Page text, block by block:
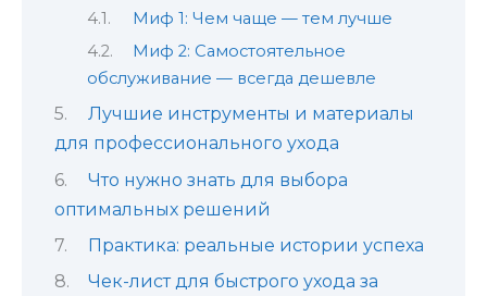
Миф 1: Чем чаще — тем лучше
Миф 2: Самостоятельное
обслуживание — всегда дешевле
Лучшие инструменты и материалы
для профессионального ухода
Что нужно знать для выбора
оптимальных решений
Практика: реальные истории успеха
Чек-лист для быстрого ухода за